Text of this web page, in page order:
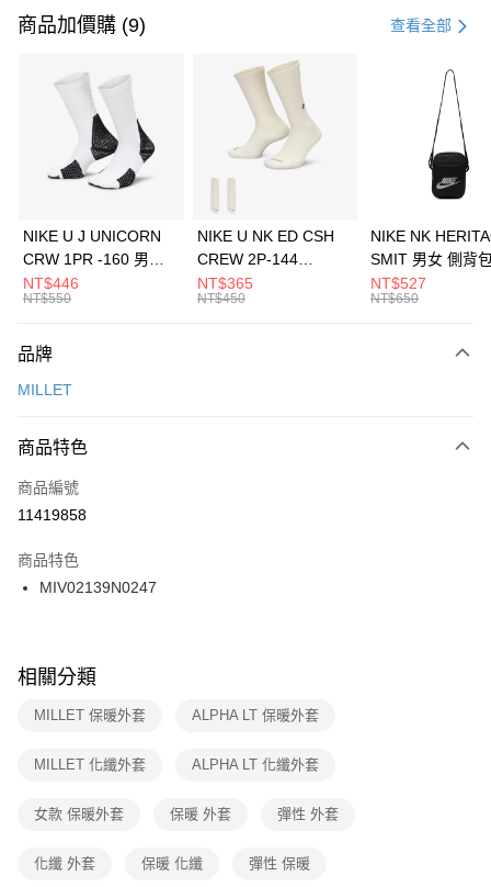
信用卡一次付款
3 期 0 利率 每期 21家銀行
合作金庫商業銀行
第一商業銀行
華南商業銀行
彰化商業銀行
上海商業儲蓄銀行
元大商業銀行
台灣樂天信用卡公司
Apple Pay
全盈+PAY
AFTEE先享後付
【關於「AFTEE先享後付」】
便利好安心！
３．安心：先確認商品／服務後，再付款。
【「AFTEE先享後付」結帳流程】
１．於結帳方式選擇「AFTEE先享後付」後，將跳轉至「AFTEE先享後付」
２．訂單成立數日內，您將收到繳費通知簡訊。
３．收到繳費通知簡訊後14天內，點擊此簡訊中的連結，可透過四大超商／
ATM／網路銀行／等多元方式進行付款，方視為交易完成。
※ 交易是否成功請以「AFTEE先享後付 」之結帳頁面顯示為準，若有關於
是否繳費成功／繳費後需取消欲退款等相關疑問，請聯繫「AFTEE先享後付
客戶支援中心」https://netprotections.freshdesk.com/support/home
１．透過由恩沛科技股份有限公司提供之「AFTEE先享後付」服務完成之交
權轉讓予恩沛科技股份有限公司。
３．未成年的使用者請事先徵得法定代理人或監護人之同意方可使用
運送方式
每筆NT$100，滿NT$1,500(含以上)免運費
宅配
每筆NT$100，滿NT$1,500(含以上)免運費
付款後門市自取
每筆NT$100，滿NT$1,500(含以上)免運費
商品加價購 (9) 查看全部
NIKE U J UNICORN
CRW 1PR -160 男女
中統襪 FZ3393100
NT$446
NT$550
NIKE U NK ED CSH
CREW 2P-144
EMBRDY 男女 短統襪
FZ3073133
NT$365
NT$450
NIKE NK
SMIT 男女 側背
BA5871010
NT$527
NT$650
品牌
MILLET
商品特色
商品編號
11419858
商品特色
MIV02139N0247
相關分類
MILLET 保暖外套 ALPHA LT 保暖外套
MILLET 化纖外套 ALPHA LT 化纖外套
女款 保暖外套 保暖 外套 彈性 外套
化纖 外套 保暖 化纖 彈性 保暖